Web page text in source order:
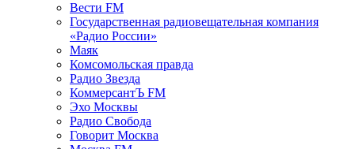
Вести FM
Государственная радиовещательная компания
«Радио России»
Маяк
Комсомольская правда
Радио Звезда
КоммерсантЪ FM
Эхо Москвы
Радио Свобода
Говорит Москва